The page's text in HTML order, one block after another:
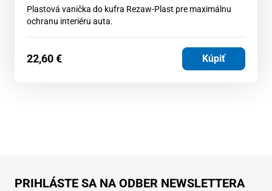
Plastová vanička do kufra Rezaw-Plast pre maximálnu
ochranu interiéru auta.
22,60€ Kúpiť
PRIHLÁSTE SA NA ODBER NEWSLETTERA